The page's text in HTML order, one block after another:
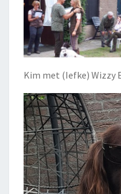
Kim met (Iefke) Wizzy